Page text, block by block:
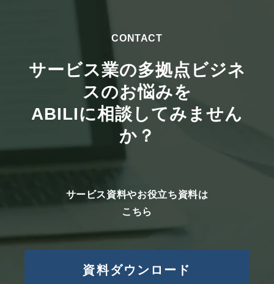
CONTACT
サービス業の多拠点ビジネ
スのお悩みを
ABILIに相談してみません
か？
サービス資料やお役立ち資料は
こちら
資料ダウンロード